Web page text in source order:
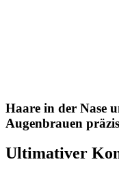
Haare in der Nase
Augenbrauen
Ultimativer